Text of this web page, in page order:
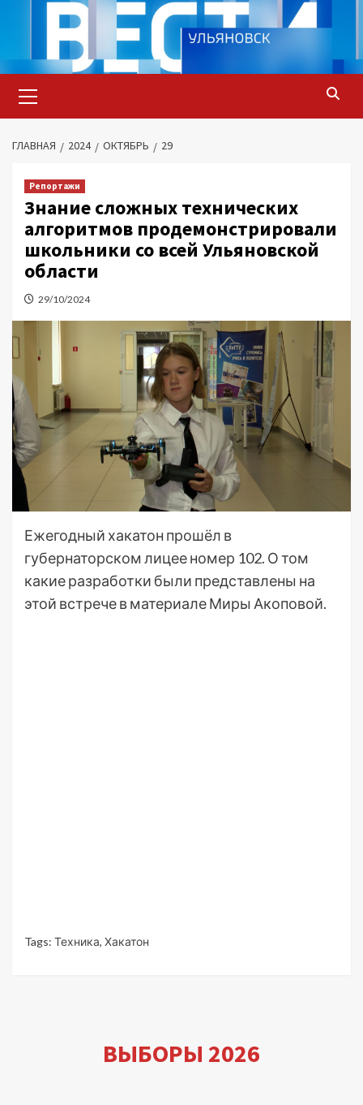
содержимому
меню
ГЛАВНАЯ 2024 ОКТЯБРЬ 29
Репортажи
Знание сложных технических
алгоритмов продемонстрировали
школьники со всей Ульяновской
области
29/10/2024
Ежегодный хакатон прошёл в
губернаторском лицее номер 102. О том
какие разработки были представлены на
этой встрече в материале Миры Акоповой.
Tags: Техника, Хакатон
ВЫБОРЫ 2026